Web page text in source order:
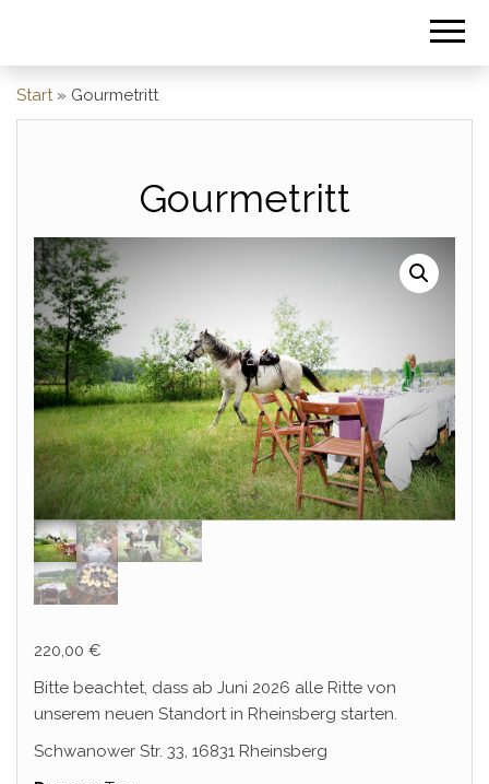
Start» Gourmetritt
Gourmetritt
220,00 €
Bitte beachtet, dass ab Juni 2026 alle Ritte von
unserem neuen Standort in Rheinsberg starten.
Schwanower Str. 33, 16831 Rheinsberg